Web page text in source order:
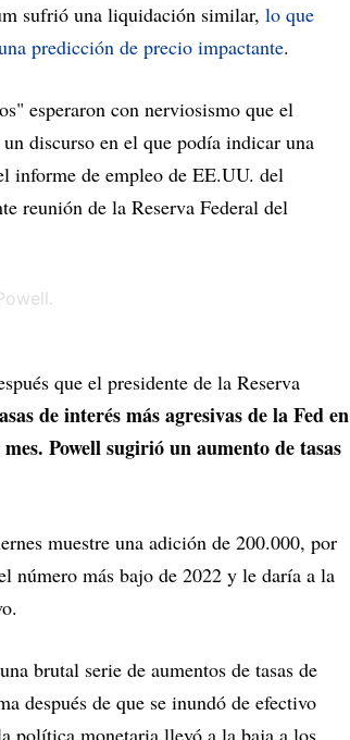
sufrió una liquidación similar, lo que
predicción de precio impactante.
esperaron con nerviosismo que el
discurso en el que podía indicar una
informe de empleo de EE.UU. del
reunión de la Reserva Federal del
que el presidente de la Reserva
de interés más agresivas de la Fed en
Powell sugirió un aumento de tasas
muestre una adición de 200.000, por
número más bajo de 2022 y le daría a la
brutal serie de aumentos de tasas de
después de que se inundó de efectivo